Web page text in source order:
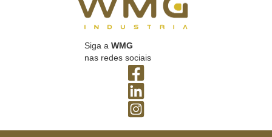
Siga a WMG
nas redes sociais